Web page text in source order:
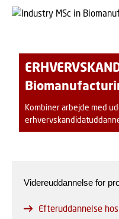
Kombiner arbejde med
at arbejde innovativt
Videreuddannelse for
Efteruddannelse